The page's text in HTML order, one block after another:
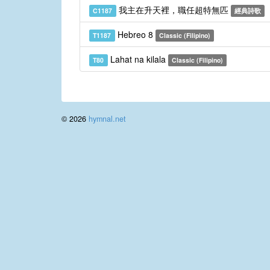
C1187 我主在升天裡，職任超特無匹 經典詩歌
T1187 Hebreo 8 Classic (Filipino)
T80 Lahat na kilala Classic (Filipino)
© 2026 hymnal.net